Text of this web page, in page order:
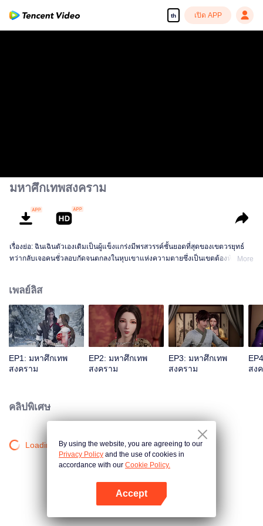
th เปิด APP
มหาศึกเทพสงคราม
เรื่องย่อ: ฉินเฉินตัวเองเดิมเป็นผู้แข็งแกร่งมีพรสวรรค์ชั้นยอดที่สุดของเขตวรยุทธ์
ทว่ากลับเจอคนชั่วลอบกัดจนตกลงในหุบเขาแห่งความตายซึ่งเป็นเขตต้องห้ามของ
ของอ๋องติ้งอู่เทพทหารแห่งแคว้นต้าฉิน ทว่าประวัติของบิดานั้นเป็นปริศนา สองแม่
ลูกจึงถูกปฏิบัติด้วยอย่างเย็นชาในจวนอ๋องติ้งอู่และต้องพึ่งพากันเพื่อเอาตัวรอด เพื่อ
จะเขียนตำนานผู้แข็งแกร่งในอดีตขึ้นใหม่ และเพื่อปกป้องทุกสิ่งที่ตนเองรัก ฉินเฉิน
จึงตัดสินใจแบกภาระใหญ่หลวงในการปกป้องแคว้นทั้งห้าของใต้หล้า และก้าวสู่
เส้นทางแห่งวรยุทธ์อีกครั้งหนึ่ง
More
เพลย์ลิส
EP1: มหาศึกเทพ
สงคราม
EP2: มหาศึกเทพ
สงคราม
EP3: มหาศึกเทพ
สงคราม
สง
คลิปพิเศษ
Loading…By using the website, you are agreeing to our
Privacy Policy and the use of cookies in
accordance with our Cookie Policy.
Accept